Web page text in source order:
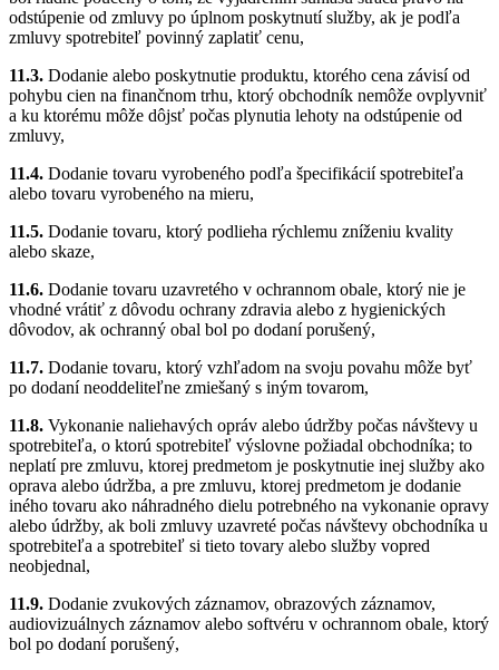
odstúpenie od zmluvy po úplnom poskytnutí služby, ak je podľa
zmluvy spotrebiteľ povinný zaplatiť cenu,
11.3. Dodanie alebo poskytnutie produktu, ktorého cena závisí od
pohybu cien na finančnom trhu, ktorý obchodník nemôže ovplyvniť
a ku ktorému môže dôjsť počas plynutia lehoty na odstúpenie od
zmluvy,
11.4. Dodanie tovaru vyrobeného podľa špecifikácií spotrebiteľa
alebo tovaru vyrobeného na mieru,
11.5. Dodanie tovaru, ktorý podlieha rýchlemu zníženiu kvality
alebo skaze,
11.6. Dodanie tovaru uzavretého v ochrannom obale, ktorý nie je
vhodné vrátiť z dôvodu ochrany zdravia alebo z hygienických
dôvodov, ak ochranný obal bol po dodaní porušený,
11.7. Dodanie tovaru, ktorý vzhľadom na svoju povahu môže byť
po dodaní neoddeliteľne zmiešaný s iným tovarom,
11.8. Vykonanie naliehavých opráv alebo údržby počas návštevy u
spotrebiteľa, o ktorú spotrebiteľ výslovne požiadal obchodníka; to
neplatí pre zmluvu, ktorej predmetom je poskytnutie inej služby ako
oprava alebo údržba, a pre zmluvu, ktorej predmetom je dodanie
iného tovaru ako náhradného dielu potrebného na vykonanie opravy
alebo údržby, ak boli zmluvy uzavreté počas návštevy obchodníka u
spotrebiteľa a spotrebiteľ si tieto tovary alebo služby vopred
neobjednal,
11.9. Dodanie zvukových záznamov, obrazových záznamov,
audiovizuálnych záznamov alebo softvéru v ochrannom obale, ktorý
bol po dodaní porušený,